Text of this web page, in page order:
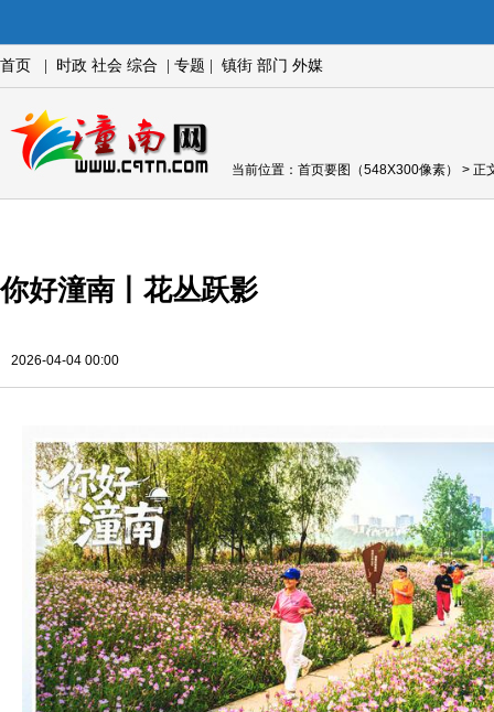
首页 时政 社会 综合 专题 镇街 部门 外媒
当前位置： 首页要图（548X300像素） > 正
你好潼南丨花丛跃影
2026-04-04 00:00